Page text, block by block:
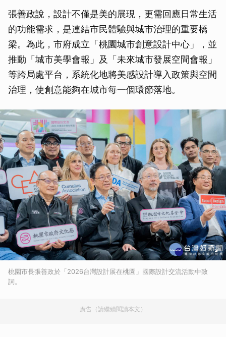
張善政說，設計不僅是美的展現，更需回應日常生活
的功能需求，是連結市民體驗與城市治理的重要橋
梁。為此，市府成立「桃園城市創意設計中心」，並
推動「城市美學會報」及「未來城市發展空間會報」
等跨局處平台，系統化地將美感設計導入政策與空間
治理，使創意能夠在城市每一個環節落地。
桃園市長張善政於「2026台灣設計展在桃園」國際設計交流活動中致
詞。
廣告（請繼續閱讀本文）